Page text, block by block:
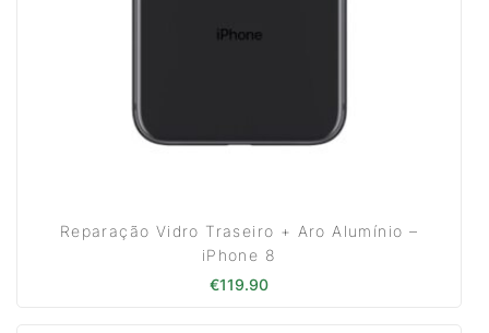
Reparação Vidro Traseiro + Aro Alumínio –
iPhone 8
€119.90